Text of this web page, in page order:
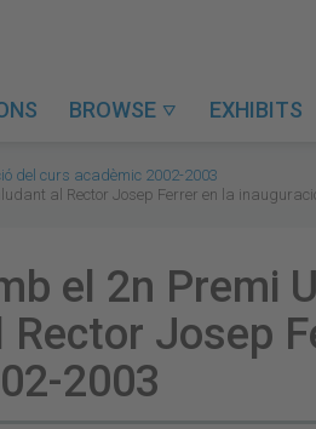
BROWSE  EXHIBITS
del curs acadèmic 2002-2003
al Rector Josep Ferrer en la
el 2n Premi
Josep
2003